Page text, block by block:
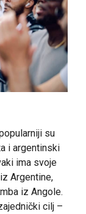
su
i argentinski
ima svoje
Argentine,
iz Angole.
cilj –